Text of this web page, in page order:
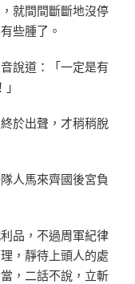
就間間斷斷地沒停
些腫了。
說道：「一定是有
於出聲，才稍稍脫
人馬來齊國後宮負
品，不過周軍紀律
，靜待上頭人的處
，二話不說，立斬